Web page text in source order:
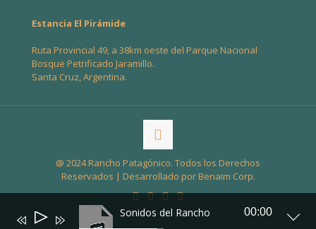
Estancia El Pirámide
Ruta Provincial 49, a 38km oeste del Parque Nacional
Bosque Petrificado Jaramillo.
Santa Cruz, Argentina.
@ 2024 Rancho Patagónico. Todos los Derechos
Reservados | Desarrollado porBenaim Corp.
Sonidos del Rancho
Audio
00:00